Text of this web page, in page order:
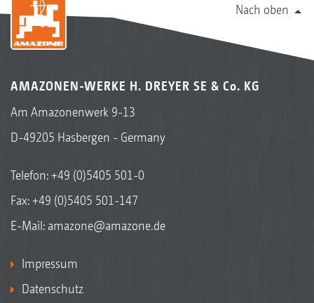
Nach oben
AMAZONEN-WERKE H. DREYER SE & Co. KG
Am Amazonenwerk 9-13
D-49205 Hasbergen - Germany
Telefon:+49 (0)5405 501-0
Fax: +49 (0)5405 501-147
E-Mail: amazone@amazone.de
Impressum
Datenschutz